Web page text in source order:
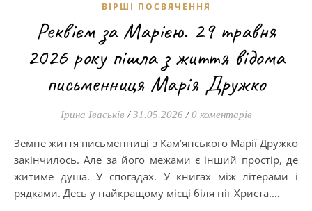
ВІРШІ ПОСВЯЧЕННЯ
Реквієм за Марією. 29 травня
2026 року пішла з життя відома
письменниця Марія Дружко
Ірина Іваськів / 31.05.2026 / 0 коментарів
Земне життя письменниці з Кам’янського Марії Дружко
закінчилось. Але за його межами є інший простір, де
житиме душа. У спогадах. У книгах між літерами і
рядками. Десь у найкращому місці біля ніг Христа.…